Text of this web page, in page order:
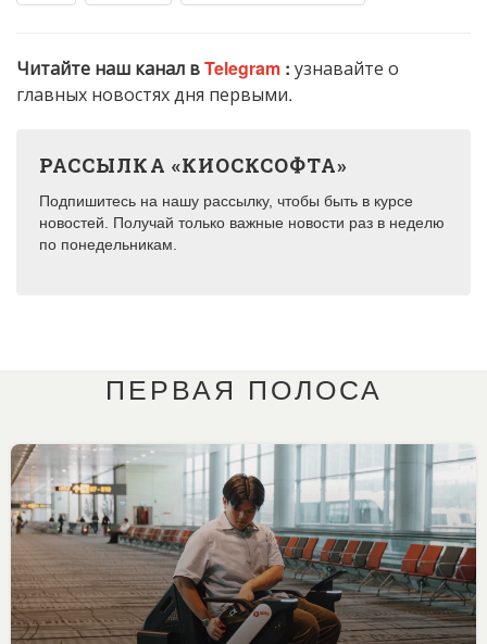
Читайте наш канал вTelegram : узнавайте о
главных новостях дня первыми.
РАССЫЛКА «КИОСКСОФТА»
Подпишитесь на нашу рассылку, чтобы быть в курсе
новостей. Получай только важные новости раз в неделю
по понедельникам.
ПЕРВАЯ ПОЛОСА